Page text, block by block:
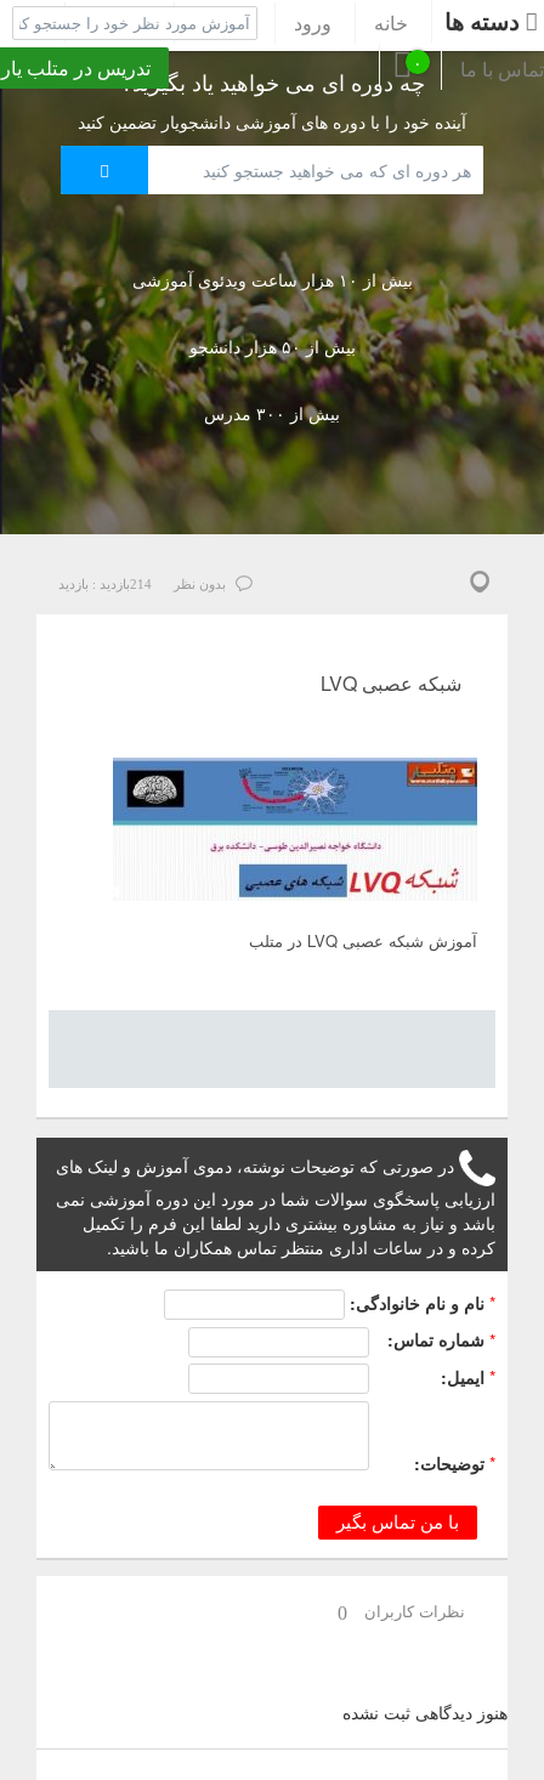
دسته ها خانه ورود ثبت نام
پشتیبانی
تماس با ما
۰ تدریس در متلب یارچه دوره ای می خواهید یاد بگیرید؟
آینده خود را با دوره های آموزشی دانشجویار تضمین کنید
بیش از ۱۰ هزار ساعت ویدئوی آموزشی
بیش از ۵۰ هزار دانشجو
بیش از ۳۰۰ مدرس
بدون نظر بازدید :214 بازدید
شبکه عصبی LVQ
آموزش شبکه عصبی LVQ در متلب
در صورتی که توضیحات نوشته، دموی آموزش و لینک های
ارزیابی پاسخگوی سوالات شما در مورد این دوره آموزشی نمی
باشد و نیاز به مشاوره بیشتری دارید لطفا این فرم را تکمیل
کرده و در ساعات اداری منتظر تماس همکاران ما باشید.
* نام و نام خانوادگی:
* شماره تماس:
* ایمیل:
* توضیحات:
با من تماس بگیر
نظرات کاربران 0
هنوز دیدگاهی ثبت نشده